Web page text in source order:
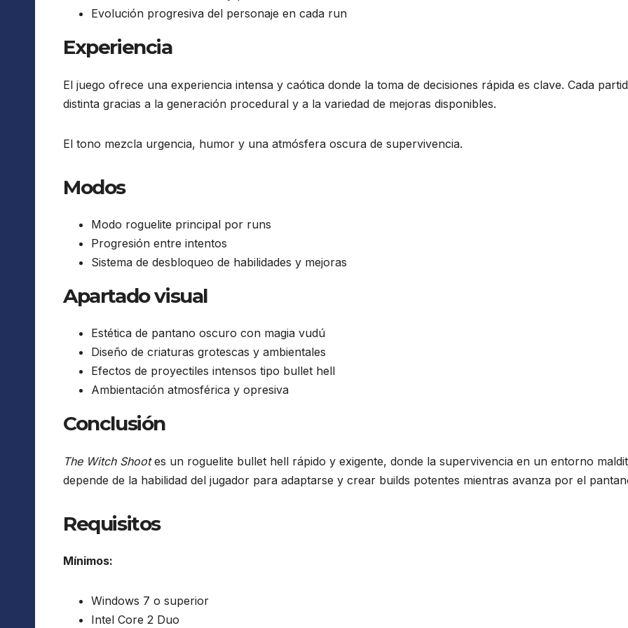
Evolución progresiva del personaje en cada run
Experiencia
El juego ofrece una experiencia intensa y caótica donde la toma de decisiones rápida es clave. Cada
distinta gracias a la generación procedural y a la variedad de mejoras disponibles.
El tono mezcla urgencia, humor y una atmósfera oscura de supervivencia.
Modos
Modo roguelite principal por runs
Progresión entre intentos
Sistema de desbloqueo de habilidades y mejoras
Apartado visual
Estética de pantano oscuro con magia vudú
Diseño de criaturas grotescas y ambientales
Efectos de proyectiles intensos tipo bullet hell
Ambientación atmosférica y opresiva
Conclusión
The Witch Shootes un roguelite bullet hell rápido y exigente, donde la supervivencia en un entorno
depende de la habilidad del jugador para adaptarse y crear builds potentes mientras avanza por el
Requisitos
Mínimos:
Windows 7 o superior
Intel Core 2 Duo